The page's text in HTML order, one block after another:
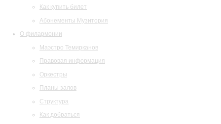
Как купить билет
Абонементы Музитория
О филармонии
Маэстро Темирканов
Правовая информация
Оркестры
Планы залов
Структура
Как добраться